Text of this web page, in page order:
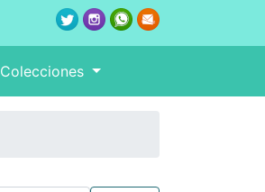
Colecciones